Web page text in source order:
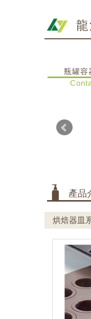
瓶罐容
產品
烘焙器皿